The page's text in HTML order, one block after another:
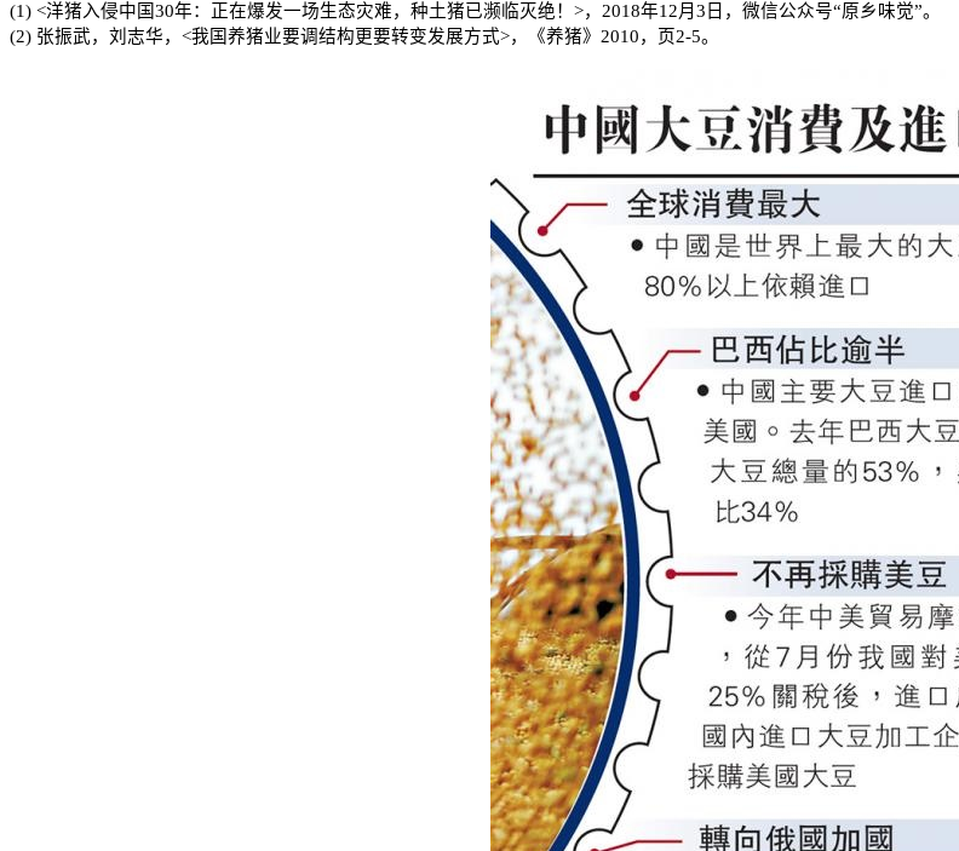
(1) <洋猪入侵中国30年：正在爆发一场生态灾难，种土猪已濒临灭绝！ >， 2018年12月 3 日，微信公众号“原乡味觉”。
(2) 张振武，刘志华， <我国养猪业要调结构更要转变发展方式>，《养猪》 2010，页2-5。